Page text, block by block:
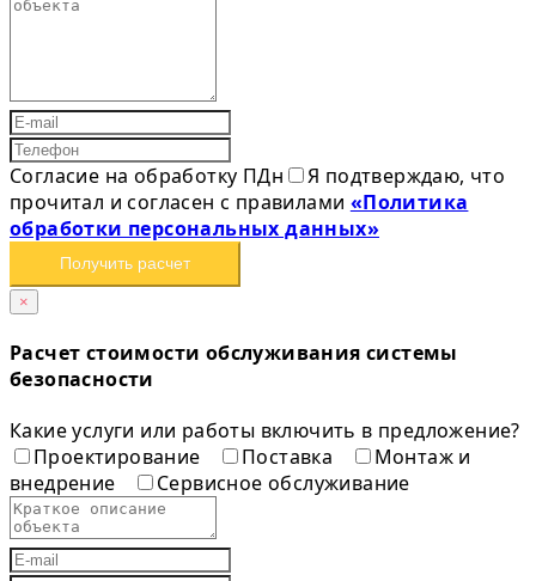
Согласие на обработку ПДн
Я подтверждаю, что
прочитал и согласен с правилами «Политика
обработки персональных данных»
Получить расчет
×
Расчет стоимости обслуживания системы
безопасности
Какие услуги или работы включить в предложение?
Проектирование
Поставка
Монтаж и
внедрение
Сервисное обслуживание